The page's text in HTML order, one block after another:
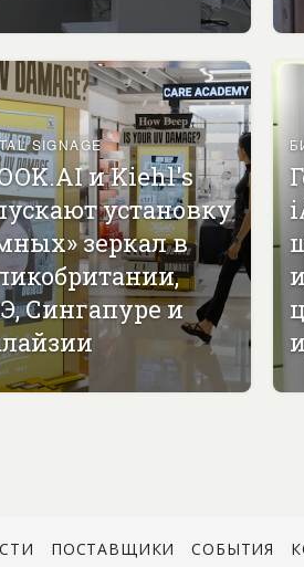
SIGNAGE
и Kiehl's
установку
зеркал в
Сингапуре и
ПОСТАВЩИКИ СОБЫТИЯ